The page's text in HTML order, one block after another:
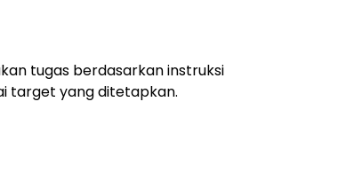
tugas berdasarkan instruksi
target yang ditetapkan.